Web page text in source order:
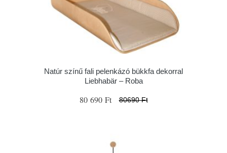
Natúr színű fali pelenkázó bükkfa dekorral
Liebhabär – Roba
80 690 Ft 80690 Ft